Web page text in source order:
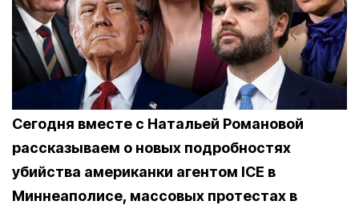
Сегодня вместе с Натальей Романовой
рассказываем о новых подробностях
убийства американки агентом ICE в
Миннеаполисе, массовых протестах в